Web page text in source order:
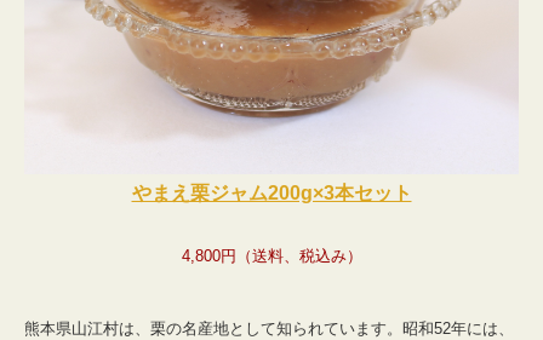
やまえ栗ジャム200g×3本セット
4,800円（送料、税込み）
熊本県山江村は、栗の名産地として知られています。昭和52年には、